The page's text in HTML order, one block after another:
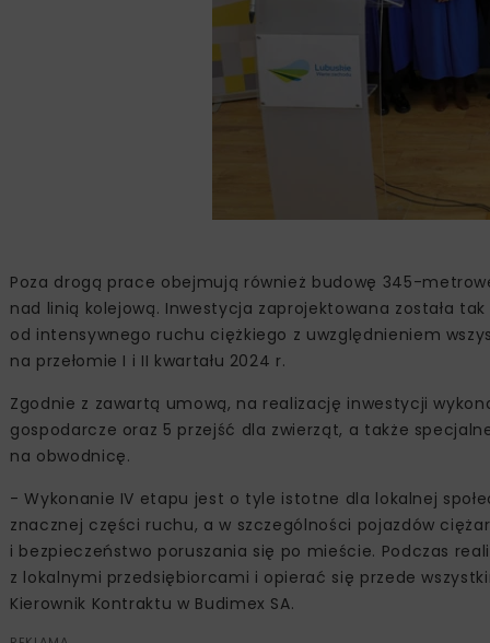
Poza drogą prace obejmują również budowę 345-
nad linią kolejową. Inwestycja zaprojektowana ‎została
od ‎intensywnego ruchu ciężkiego z uwzględnieniem
na przełomie I i II kwartału 2024 r.
Zgodnie z zawartą umową, na realizację inwestycji
gospodarcze ‎oraz 5 przejść dla zwierząt, a także
na obwodnicę.
‎- Wykonanie IV etapu jest o tyle istotne dla lokalnej
znacznej części ruchu, a w ‎szczególności pojazdów
i bezpieczeństwo poruszania się po mieście. Podczas
z lokalnymi przedsiębiorcami i opierać się przede
Kierownik Kontraktu w Budimex SA.